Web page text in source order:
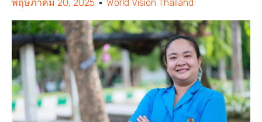
พฤษภาคม 20, 2025 World Vision Thailand